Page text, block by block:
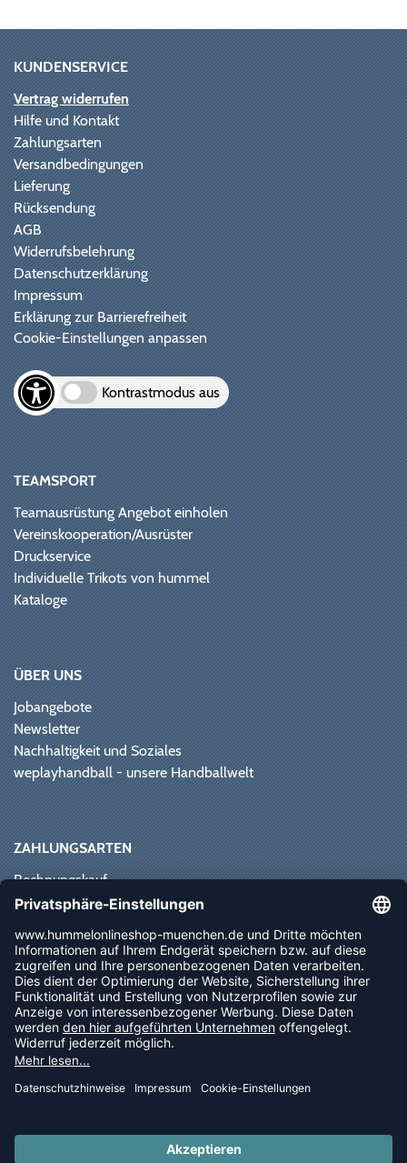
KUNDENSERVICE
Vertrag widerrufen
Hilfe und Kontakt
Zahlungsarten
Versandbedingungen
Lieferung
Rücksendung
AGB
Widerrufsbelehrung
Datenschutzerklärung
Impressum
Erklärung zur Barrierefreiheit
Cookie-Einstellungen anpassen
Kontrastmodus aus
TEAMSPORT
Teamausrüstung Angebot einholen
Vereinskooperation/Ausrüster
Druckservice
Individuelle Trikots von hummel
Kataloge
ÜBER UNS
Jobangebote
Newsletter
Nachhaltigkeit und Soziales
weplayhandball - unsere Handballwelt
ZAHLUNGSARTEN
Rechnungskauf
Paypal
Vorkasse
Sofortüberweisung
NEWSLETTER